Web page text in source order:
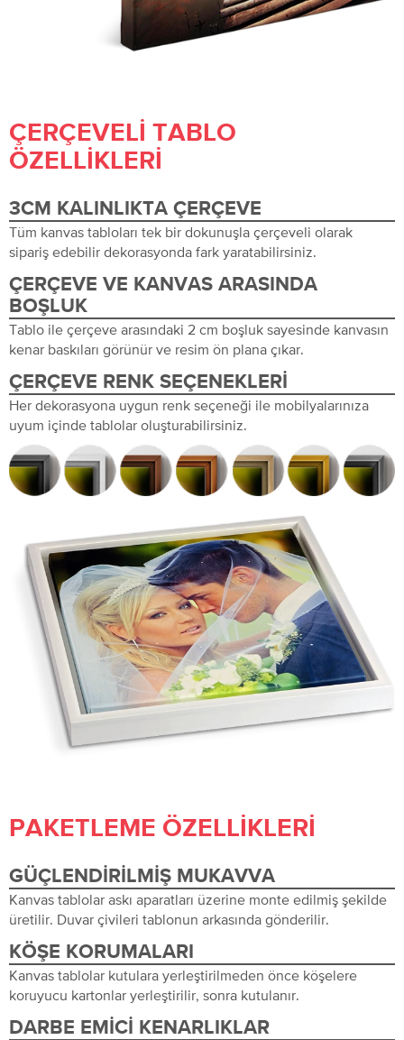
ÇERÇEVELI TABLO
ÖZELLIKLERI
3CM KALINLIKTA ÇERÇEVE
Tüm kanvas tabloları tek bir dokunuşla çerçeveli olarak
sipariş edebilir dekorasyonda fark yaratabilirsiniz.
ÇERÇEVE VE KANVAS ARASINDA
BOŞLUK
Tablo ile çerçeve arasındaki 2 cm boşluk sayesinde kanvasın
kenar baskıları görünür ve resim ön plana çıkar.
ÇERÇEVE RENK SEÇENEKLERI
Her dekorasyona uygun renk seçeneği ile mobilyalarınıza
uyum içinde tablolar oluşturabilirsiniz.
PAKETLEME ÖZELLIKLERI
GÜÇLENDIRILMIŞ MUKAVVA
Kanvas tablolar askı aparatları üzerine monte edilmiş şekilde
üretilir. Duvar çivileri tablonun arkasında gönderilir.
KÖŞE KORUMALARI
Kanvas tablolar kutulara yerleştirilmeden önce köşelere
koruyucu kartonlar yerleştirilir, sonra kutulanır.
DARBE EMICI KENARLIKLAR